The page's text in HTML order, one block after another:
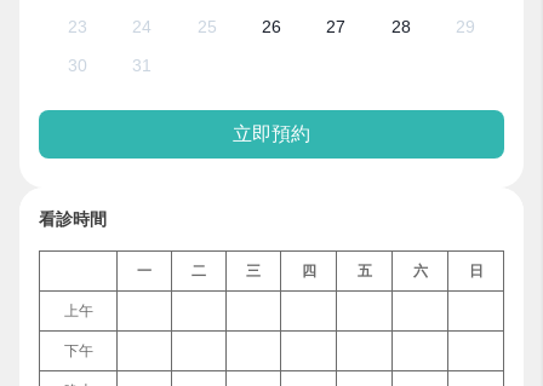
看診時間
一 二 三 四 五 六 日
上午
下午
23
24 25 26 27 28
29
30
31
立即預約